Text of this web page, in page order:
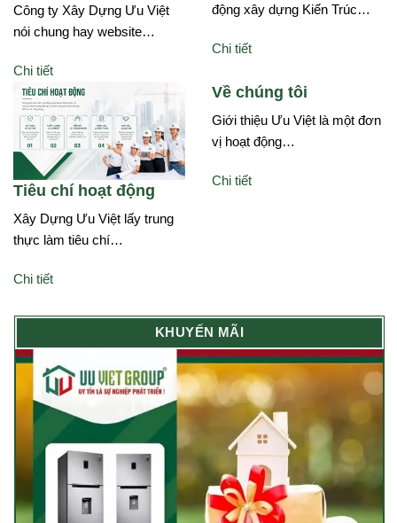
Công ty Xây Dựng Ưu Việt
nói chung hay website…
Chi tiết
động xây dựng Kiến Trúc…
Chi tiết
Tiêu chí hoạt động
Xây Dựng Ưu Việt lấy trung
thực làm tiêu chí…
Chi tiết
Về chúng tôi
Giới thiệu Ưu Việt là một đơn
vị hoạt động…
Chi tiết
KHUYẾN MÃI